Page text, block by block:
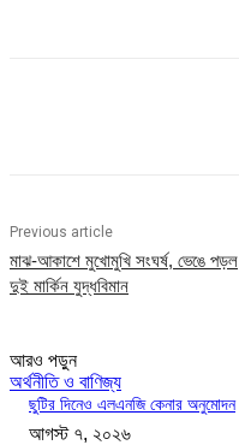
Previous article
মাঝ-আকাশে মুখোমুখি সংঘর্ষ, ভেঙে পড়ল
দুই মার্কিন যুদ্ধবিমান
আরও পড়ুন
অর্থনীতি ও বাণিজ্য
ছুটির দিনেও এলএনজি কেনার অনুমোদন
আগস্ট ৭, ২০২৬